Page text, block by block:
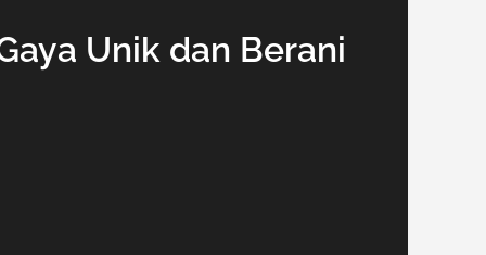
Unik dan Berani